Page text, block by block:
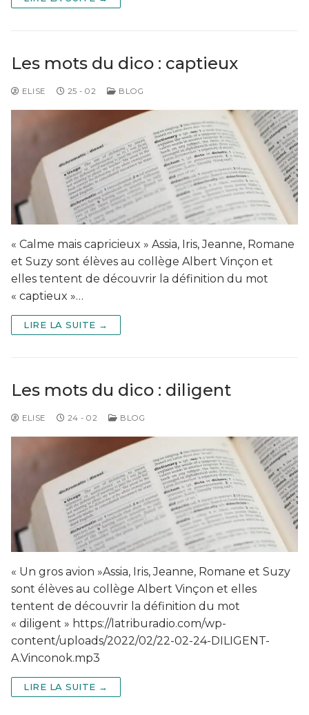
Les mots du dico : captieux
ELISE 25 - 02 BLOG
« Calme mais capricieux » Assia, Iris, Jeanne, Romane
et Suzy sont élèves au collège Albert Vinçon et
elles tentent de découvrir la définition du mot
« captieux »…
LIRE LA SUITE →
Les mots du dico : diligent
ELISE 24 - 02 BLOG
« Un gros avion »Assia, Iris, Jeanne, Romane et Suzy
sont élèves au collège Albert Vinçon et elles
tentent de découvrir la définition du mot
« diligent » https://latriburadio.com/wp-
content/uploads/2022/02/22-02-24-DILIGENT-
A.Vinconok.mp3
LIRE LA SUITE →